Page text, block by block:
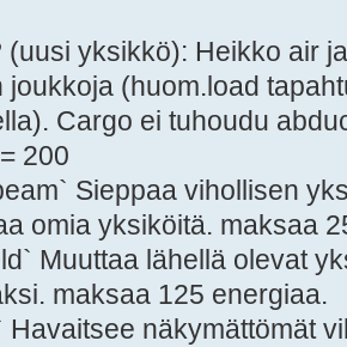
(uusi yksikkö): Heikko air
joukkoja (huom.load
Cargo ei tuhoudu
200
Sieppaa vihollisen
omia yksiköitä. maksaa
Muuttaa lähellä olevat
maksaa 125 energiaa.
Havaitsee näkymättömät